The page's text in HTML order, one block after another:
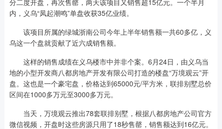
内，义乌“凤起潮鸣”单盘收获35亿业绩。
该项目所属的绿城浙南公司今年上半年销售额一共60多亿，义
乌这一个盘就贡献了近六成销售额。
这样的销售成绩在义乌楼市中并非个案。6月24日，由义乌当
地的小型开发商八都房地产开发有限公司打造的楼盘“万境观云”开
盘。这也是一个豪宅盘，价格达到65000元/平方米，联排别墅总价
区间在1000多万元至3000多万元。
当天，万境观云推出78套联排别墅，根据八都房地产公司官方
微信视频，开盘时这些房源只用了18秒售罄，销售额达到16亿元。